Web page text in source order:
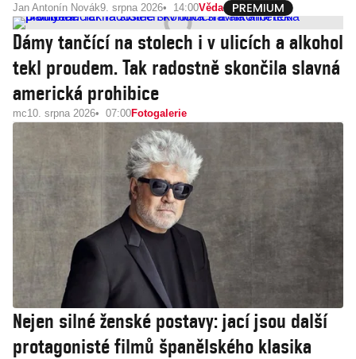
Jan Antonín Novák9. srpna 2026 14:00Věda
Dámy tančící na stolech i v ulicích a alkohol
tekl proudem. Tak radostně skončila slavná
americká prohibice
mc10. srpna 2026 07:00Fotogalerie
Nejen silné ženské postavy: jací jsou další
protagonisté filmů španělského klasika